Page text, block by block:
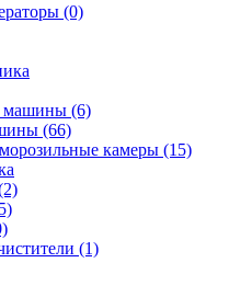
(0)
машины (6)
(66)
камеры (15)
(1)